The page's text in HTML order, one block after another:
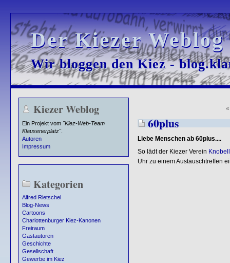
Der Kiezer
Der Kiezer
Wir bloggen den Kiez -
Wir bloggen den Kiez -
Kiezer Weblog
Ein Projekt vom "Kiez-Web-Team
Klausenerplatz".
Autoren
Impressum
Kategorien
Alfred Rietschel
Blog-News
Cartoons
Charlottenburger Kiez-Kanonen
Freiraum
Gastautoren
Geschichte
Gesellschaft
Gewerbe im Kiez
60plus
Liebe Menschen ab 60plus....
So lädt der Kiezer Verein
Uhr zu einem Austauschtreffen